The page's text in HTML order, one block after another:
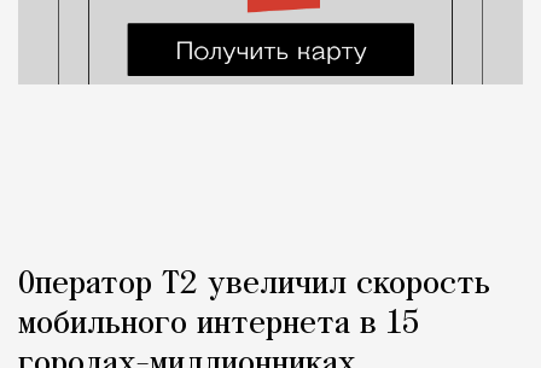
Оператор Т2 увеличил скорость
мобильного интернета в 15